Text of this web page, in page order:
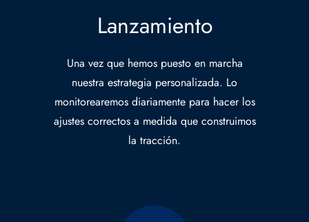
Lanzamiento
Una vez que hemos puesto en marcha
nuestra estrategia personalizada. Lo
monitorearemos diariamente para hacer los
ajustes correctos a medida que construimos
la tracción.